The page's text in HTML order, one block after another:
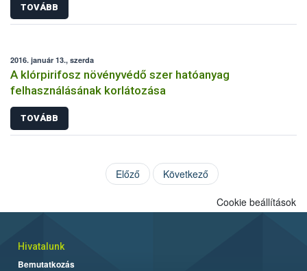
TOVÁBB
2016. január 13., szerda
A klórpirifosz növényvédő szer hatóanyag
felhasználásának korlátozása
TOVÁBB
Előző Következő
Cookie beállítások
Hivatalunk
Bemutatkozás